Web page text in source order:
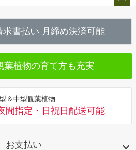
へ
求書払い 月締め決済可能
葉植物の育て方も充実
＆中型観葉植物
間指定・日祝日配送可能
お支払い